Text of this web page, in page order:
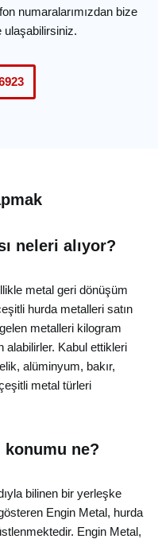
numaralarımızdan bize
ulaşabilirsiniz.
neleri alıyor?
metal geri dönüşüm
hurda metalleri satın
metalleri kilogram
alabilirler. Kabul ettikleri
alüminyum, bakır,
metal türleri
konumu ne?
bilinen bir yerleşke
Engin Metal, hurda
Engin Metal,